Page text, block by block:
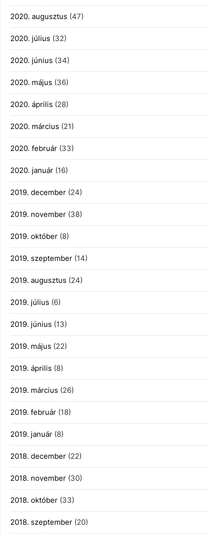
2020. augusztus (47)
2020. július (32)
2020. június (34)
2020. május (36)
2020. április (28)
2020. március (21)
2020. február (33)
2020. január (16)
2019. december (24)
2019. november (38)
2019. október (8)
2019. szeptember (14)
2019. augusztus (24)
2019. július (6)
2019. június (13)
2019. május (22)
2019. április (8)
2019. március (26)
2019. február (18)
2019. január (8)
2018. december (22)
2018. november (30)
2018. október (33)
2018. szeptember (20)